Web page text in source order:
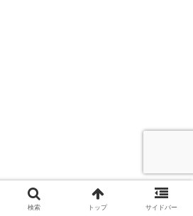
検索 トップ サイドバー